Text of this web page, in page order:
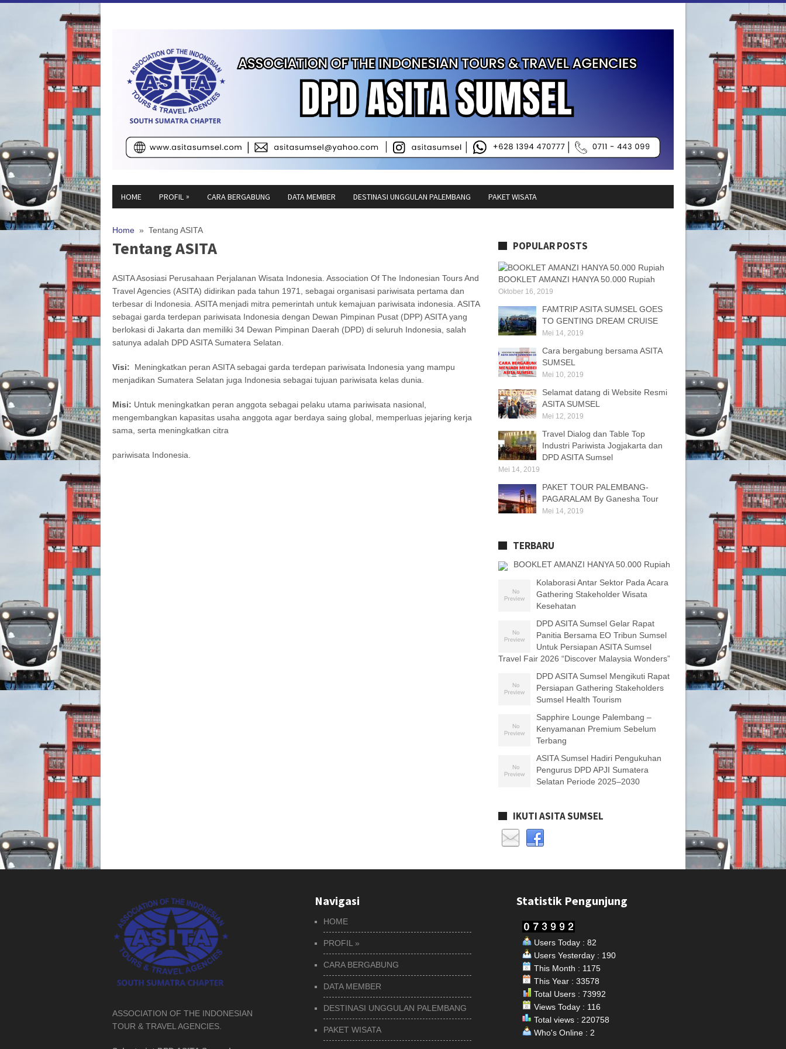
HOME PROFIL » CARA BERGABUNG DATA MEMBER DESTINASI UNGGULAN PALEMBANG PAKET WISATA
Home » Tentang ASITA
Tentang ASITA
ASITA Asosiasi Perusahaan Perjalanan Wisata Indonesia. Association Of The Indonesian Tours And
Travel Agencies (ASITA) didirikan pada tahun 1971, sebagai organisasi pariwisata pertama dan
terbesar di Indonesia. ASITA menjadi mitra pemerintah untuk kemajuan pariwisata indonesia. ASITA
sebagai garda terdepan pariwisata Indonesia dengan Dewan Pimpinan Pusat (DPP) ASITA yang
berlokasi di Jakarta dan memiliki 34 Dewan Pimpinan Daerah (DPD) di seluruh Indonesia, salah
satunya adalah DPD ASITA Sumatera Selatan.
Visi: Meningkatkan peran ASITA sebagai garda terdepan pariwisata Indonesia yang mampu
menjadikan Sumatera Selatan juga Indonesia sebagai tujuan pariwisata kelas dunia.
Misi: Untuk meningkatkan peran anggota sebagai pelaku utama pariwisata nasional,
mengembangkan kapasitas usaha anggota agar berdaya saing global, memperluas jejaring kerja
sama, serta meningkatkan citra
pariwisata Indonesia.
POPULAR POSTS
BOOKLET AMANZI HANYA 50.000 Rupiah
Oktober 16, 2019
FAMTRIP ASITA SUMSEL GOES
TO GENTING DREAM CRUISE
Mei 14, 2019
Cara bergabung bersama ASITA
SUMSEL
Mei 10, 2019
Selamat datang di Website Resmi
ASITA SUMSEL
Mei 12, 2019
Travel Dialog dan Table Top
Industri Pariwista Jogjakarta dan
DPD ASITA Sumsel
Mei 14, 2019
PAKET TOUR PALEMBANG-
PAGARALAM By Ganesha Tour
Mei 14, 2019
TERBARU
BOOKLET AMANZI HANYA 50.000 Rupiah
Kolaborasi Antar Sektor Pada Acara
Gathering Stakeholder Wisata
Kesehatan
DPD ASITA Sumsel Gelar Rapat
Panitia Bersama EO Tribun Sumsel
Untuk Persiapan ASITA Sumsel
Travel Fair 2026 “Discover Malaysia Wonders”
DPD ASITA Sumsel Mengikuti Rapat
Persiapan Gathering Stakeholders
Sumsel Health Tourism
Sapphire Lounge Palembang –
Kenyamanan Premium Sebelum
Terbang
ASITA Sumsel Hadiri Pengukuhan
Pengurus DPD APJI Sumatera
Selatan Periode 2025–2030
IKUTI ASITA SUMSEL
ASSOCIATION OF THE INDONESIAN
TOUR & TRAVEL AGENCIES.
Navigasi
HOME
PROFIL »
CARA BERGABUNG
DATA MEMBER
DESTINASI UNGGULAN PALEMBANG
PAKET WISATA
Statistik Pengunjung
Users Today : 82
Users Yesterday : 190
This Month : 1175
This Year : 33578
Total Users : 73992
Views Today : 116
Total views : 220758
Who's Online : 2